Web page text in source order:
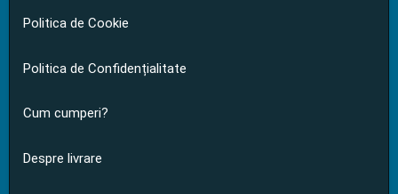
Politica de Cookie
Politica de Confidențialitate
Cum cumperi?
Despre livrare